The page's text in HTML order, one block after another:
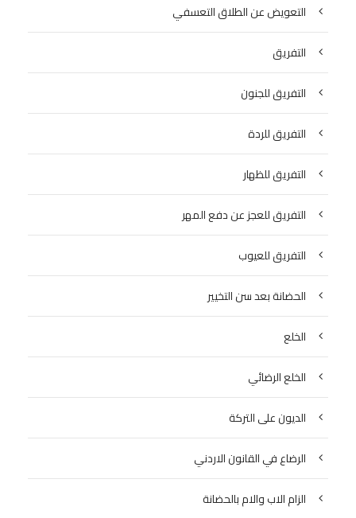
التعويض عن الطلاق التعسفي
التفريق
التفريق للجنون
التفريق للردة
التفريق للظهار
التفريق للعجز عن دفع المهر
التفريق للعيوب
الحضانة بعد سن التخيير
الخلع
الخلع الرضائي
الديون على التركة
الرضاع في القانون الاردني
الزام الاب والام بالحضانة